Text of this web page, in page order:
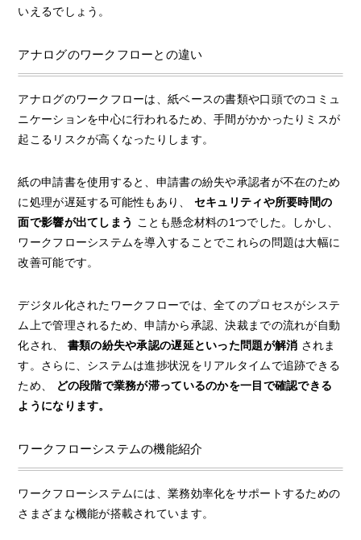
いえるでしょう。
アナログのワークフローとの違い
アナログのワークフローは、紙ベースの書類や口頭でのコミュ
ニケーションを中心に行われるため、手間がかかったりミスが
起こるリスクが高くなったりします。
紙の申請書を使用すると、申請書の紛失や承認者が不在のため
に処理が遅延する可能性もあり、 セキュリティや所要時間の
面で影響が出てしまう
ことも懸念材料の1つでした。しかし、
ワークフローシステムを導入することでこれらの問題は大幅に
改善可能です。
デジタル化されたワークフローでは、全てのプロセスがシステ
ム上で管理されるため、申請から承認、決裁までの流れが自動
化され、 書類の紛失や承認の遅延といった問題が解消 されま
す。さらに、システムは進捗状況をリアルタイムで追跡できる
ため、
どの段階で業務が滞っているのかを一目で確認できる
ようになります。
ワークフローシステムの機能紹介
ワークフローシステムには、業務効率化をサポートするための
さまざまな機能が搭載されています。